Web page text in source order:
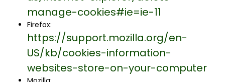
manage-cookies#ie=ie-11
Firefox:
https://support.mozilla.org/en-
US/kb/cookies-information-
websites-store-on-your-computer